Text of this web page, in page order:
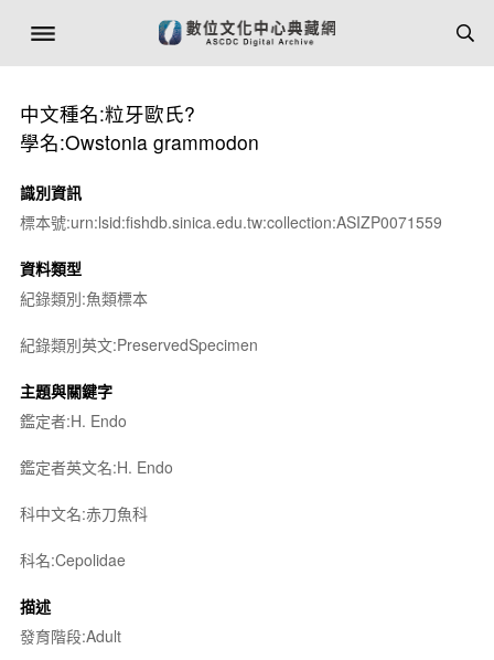
中文種名:粒牙歐氏?
學名:Owstonia grammodon
識別資訊
標本號:urn:lsid:fishdb.sinica.edu.tw:collection:ASIZP0071559
資料類型
紀錄類別:魚類標本
紀錄類別英文:PreservedSpecimen
主題與關鍵字
鑑定者:H. Endo
鑑定者英文名:H. Endo
科中文名:赤刀魚科
科名:Cepolidae
描述
發育階段:Adult